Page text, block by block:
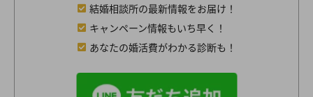
結婚相談所の最新情報をお届け！
キャンペーン情報もいち早く！
あなたの婚活費がわかる診断も！